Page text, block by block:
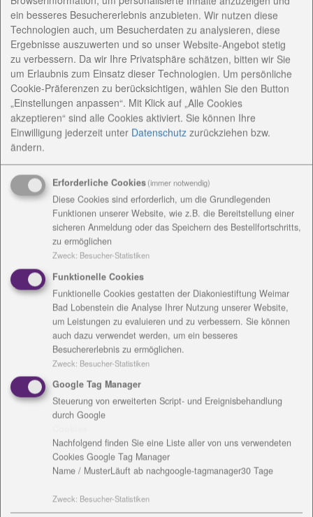
Fast wie Weihnachten war es, als das Johannes-
Landenberger-Förderzentrum in Weimar zuerst die
Förderzusage und schließlich den Kleinbus erhielt.
Die Stiftung Wohnhilfe hat das Fahrzeug komplett
finanziert und den Schülerinnen und Schülern eine
riesige Freude gemacht.
Der Kleinbus wird nun vielfältig genutzt: Vom
Schulchor, der zu Veranstaltungen und Auftritten
befördert werden muss, von diversen Sportgruppen,
die an Wettkämpfen teilnehmen, vom
Schulsozialpädagoge mit seiner Schülergruppe, von
den Kindern und Jugendlichen, die am
Schwimmunterricht teilnehmen, für Einsätze des
arbeitsvorbereitenden Unterrichtes, Projekttage,
Einkaufsgänge für den Hauswirtschaftsunterricht, die
Teilnahme am Winterlager, Aufenthalte in
Schullandheimen oder die Teilnahme an Praktika,
Mobilität durch einen geeigneten Kleinbus ist meist
die Voraussetzung zur Teilhabe. Das trifft für die
ein besseres Besuchererlebnis anzubieten. Wir nutzen diese
Technologien auch, um Besucherdaten zu analysieren, diese
Ergebnisse auszuwerten und so unser Website-Angebot stetig
zu verbessern. Da wir Ihre Privatsphäre schätzen, bitten wir Sie
um Erlaubnis zum Einsatz dieser Technologien. Um persönliche
Cookie-Präferenzen zu berücksichtigen, wählen Sie den Button
„Einstellungen anpassen“. Mit Klick auf „Alle Cookies
akzeptieren“ sind alle Cookies aktiviert. Sie können Ihre
Einwilligung jederzeit unter Datenschutz zurückziehen bzw.
ändern.
Erforderliche Cookies(immer notwendig)
Diese Cookies sind erforderlich, um die Grundlegenden
Funktionen unserer Website, wie z.B. die Bereitstellung einer
sicheren Anmeldung oder das Speichern des Bestellfortschritts,
zu ermöglichen
Zweck: Besucher-Statistiken
Funktionelle Cookies
Funktionelle Cookies gestatten der Diakoniestiftung Weimar
Bad Lobenstein die Analyse Ihrer Nutzung unserer Website,
um Leistungen zu evaluieren und zu verbessern. Sie können
auch dazu verwendet werden, um ein besseres
Besuchererlebnis zu ermöglichen.
Zweck: Besucher-Statistiken
Google Tag Manager
Steuerung von erweiterten Script- und Ereignisbehandlung
durch Google
Nachfolgend finden Sie eine Liste aller von uns verwendeten
Cookies Google Tag Manager
Name / MusterLäuft ab nachgoogle-tagmanager30 Tage
Zweck: Besucher-Statistiken